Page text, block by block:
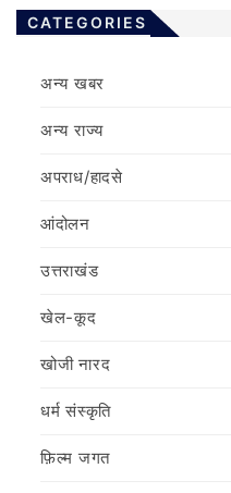
CATEGORIES
अन्य खबर
अन्य राज्य
अपराध/हादसे
आंदोलन
उत्तराखंड
खेल-कूद
खोजी नारद
धर्म संस्कृति
फ़िल्‍म जगत